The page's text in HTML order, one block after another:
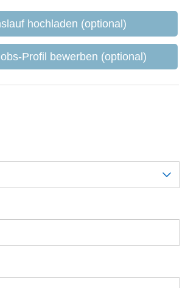
hochladen (optional)
Profil bewerben (optional)